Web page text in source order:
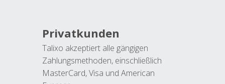
Privatkunden
Talixo akzeptiert alle gängigen
Zahlungsmethoden, einschließlich
MasterCard, Visa und American